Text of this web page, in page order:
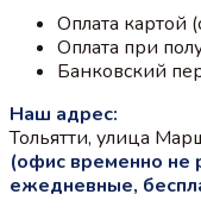
Оплата картой
Оплата при
Банковский
Наш адрес:
Тольятти, улица
(офис временно не
ежедневные,